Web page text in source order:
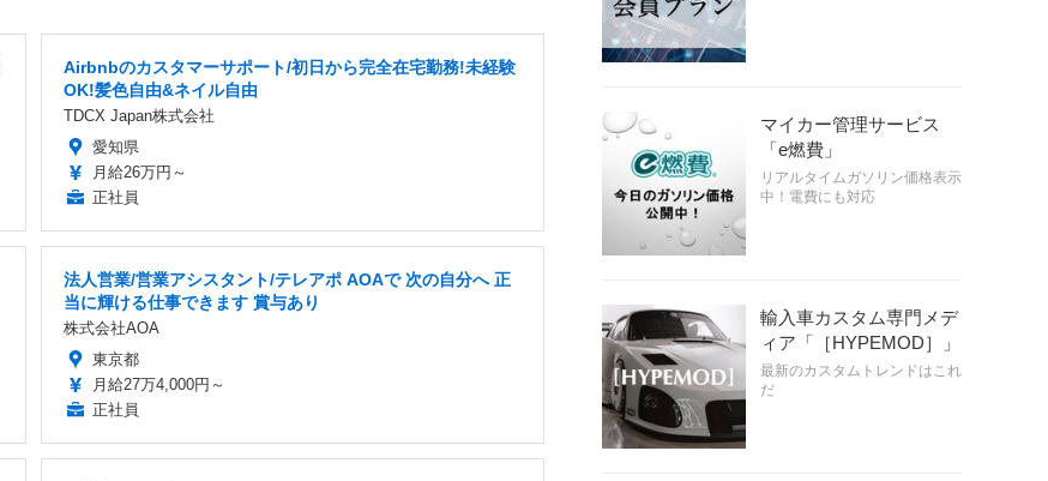
Airbnbのカスタマーサポート/初日から完全在宅勤務!未経験
OK!髪色自由&ネイル自由
TDCX Japan株式会社
愛知県
月給26万円～
正社員
法人営業/営業アシスタント/テレアポ AOAで 次の自分へ 正
当に輝ける仕事できます 賞与あり
株式会社AOA
東京都
月給27万4,000円～
正社員
マイカー管理サービス
「e燃費」
リアルタイムガソリン価格表示
中！電費にも対応
輸入車カスタム専門メデ
ィア「［HYPEMOD］」
最新のカスタムトレンドはこれ
だ